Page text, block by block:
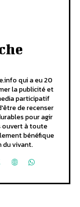
qui a eu 20
la publicité et
participatif
de recenser
pour agir
ouvert à toute
bénéfique
du vivant.